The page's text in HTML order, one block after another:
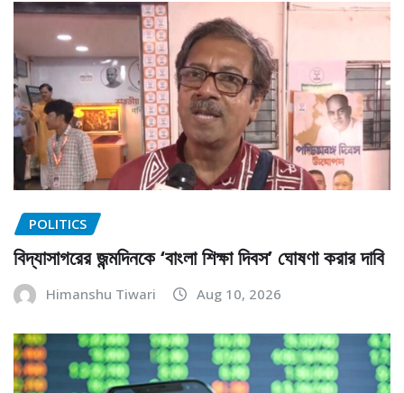
POLITICS
বিদ্যাসাগরের জন্মদিনকে ‘বাংলা শিক্ষা দিবস’ ঘোষণা করার দাবি
Himanshu Tiwari Aug 10, 2026